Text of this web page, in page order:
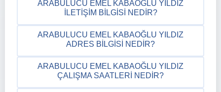
ARABULUCU EMEL KABAOĞLU YILDIZ
İLETIŞIM BILGISI NEDIR?
ARABULUCU EMEL KABAOĞLU YILDIZ
ADRES BILGISI NEDIR?
ARABULUCU EMEL KABAOĞLU YILDIZ
ÇALIŞMA SAATLERI NEDIR?